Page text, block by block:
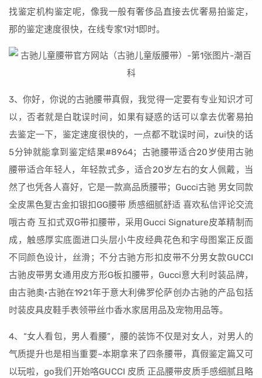
找鉴定机构鉴定呢，像我一般有奢侈品直接去优奢易拍鉴定，
那的鉴定速度很快，在线专家1对1即时。
3、你好，你说的古驰腰带真假，我觉得一定要有专业知识才可
以，否者就是白耽误时间，如果有疑惑的话可以拿去优奢易拍
去鉴定一下，鉴定速度很快的，一点都不耽误时间，zui快的话
5分钟就能拿到鉴定结果#8964；古驰腰带适合20岁使用古驰
腰带适合年轻人，年轻款式多，适合20岁左右的女人佩戴，当
然了也凭各人喜好，它是一款高品质腰带；Gucci古驰 男女同款
全皮黑色复古金扣银扣GG腰带 质感细腻舒适 喜欢私信评论交流
哦古奇 互扣式双G带扣腰带，采用Gucci Signature皮革精制而
成，触感厚实底面进口头层小牛皮经典花色和字母图案正反面
不同颜色设计，丝滑；不分古驰方形扣皮带不分男女款GUCCI
古驰皮带男女通用皮方形G板扣腰带，Gucci意大利时装品牌，
由古驰奥·古驰在1921年于意大利佛罗伦萨创办古驰的产品包括
时装皮具皮鞋手表领带丝巾香水家居用品及宠物用品等。
4、“女人看包，男人看腰”，腰的装饰不仅是对女人，对男人的
气质提升也是相当重要~本期拿来了四条腰带，真假鉴定篇又可
以玩啦，go我们开始咯GUCCI 皮质 正品腰带皮质手感细腻且略